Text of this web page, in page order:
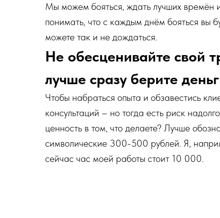
Мы можем бояться, ждать лучших времён
понимать, что с каждым днём бояться вы
можете так и не дождаться.
Не обесценивайте свой
лучше сразу берите
Чтобы набраться опыта и обзавестись
консультаций – но тогда есть риск
ценность в том, что делаете? Лучше
символические 300-500 рублей. Я,
сейчас час моей работы стоит 10 000.